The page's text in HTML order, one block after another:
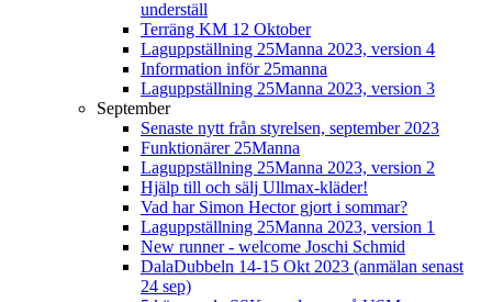
underställ
Terräng KM 12 Oktober
Laguppställning 25Manna 2023, version 4
Information inför 25manna
Laguppställning 25Manna 2023, version 3
September
Senaste nytt från styrelsen, september 2023
Funktionärer 25Manna
Laguppställning 25Manna 2023, version 2
Hjälp till och sälj Ullmax-kläder!
Vad har Simon Hector gjort i sommar?
Laguppställning 25Manna 2023, version 1
New runner - welcome Joschi Schmid
DalaDubbeln 14-15 Okt 2023 (anmälan senast
24 sep)